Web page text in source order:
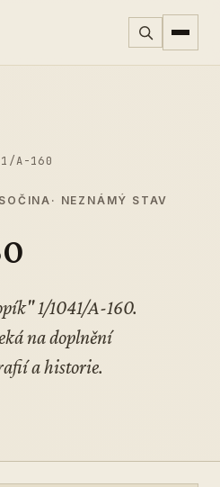
A-160
· NEZNÁMÝ STAV
1/1041/A-160.
na doplnění
a historie.